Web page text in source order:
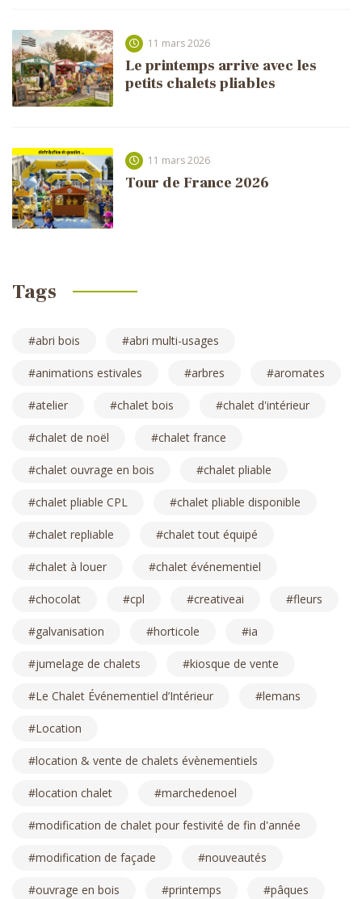
11 mars 2026
Le printemps arrive avec les
petits chalets pliables
11 mars 2026
Tour de France 2026
Tags
abri bois abri multi-usages
animations estivales arbres aromates
atelier chalet bois chalet d'intérieur
chalet de noël chalet france
chalet ouvrage en bois chalet pliable
chalet pliable CPL chalet pliable disponible
chalet repliable chalet tout équipé
chalet à louer chalet événementiel
chocolat cpl creativeai fleurs
galvanisation horticole ia
jumelage de chalets kiosque de vente
Le Chalet Événementiel d’Intérieur lemans
Location
location & vente de chalets évènementiels
location chalet marchedenoel
modification de chalet pour festivité de fin d'année
modification de façade nouveautés
ouvrage en bois printemps pâques